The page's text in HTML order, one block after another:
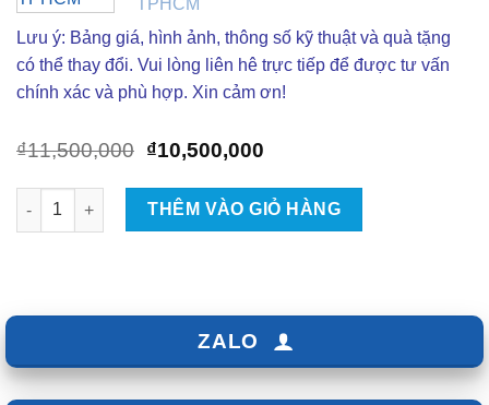
Lưu ý: Bảng giá, hình ảnh, thông số kỹ thuật và quà tặng
có thể thay đổi. Vui lòng liên hê trực tiếp để được tư vấn
chính xác và phù hợp. Xin cảm ơn!
₫11,500,000 Giá
là:
₫11,500,000.
₫10,500,000Giá
tại
là:
₫10,500,000.
Bọc Ghế Da Nappa Xe Toyota Hilux Tại TPHCM số lượng
THÊM VÀO GIỎ HÀNG
ZALO